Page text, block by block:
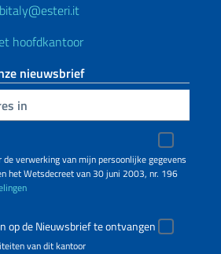
hoofdkantoor
nieuwsbrief
verwerking van mijn persoonlijke gegevens
het Wetsdecreet van 30 juni 2003, nr. 196
op de Nieuwsbrief te ontvangen
van dit kantoor